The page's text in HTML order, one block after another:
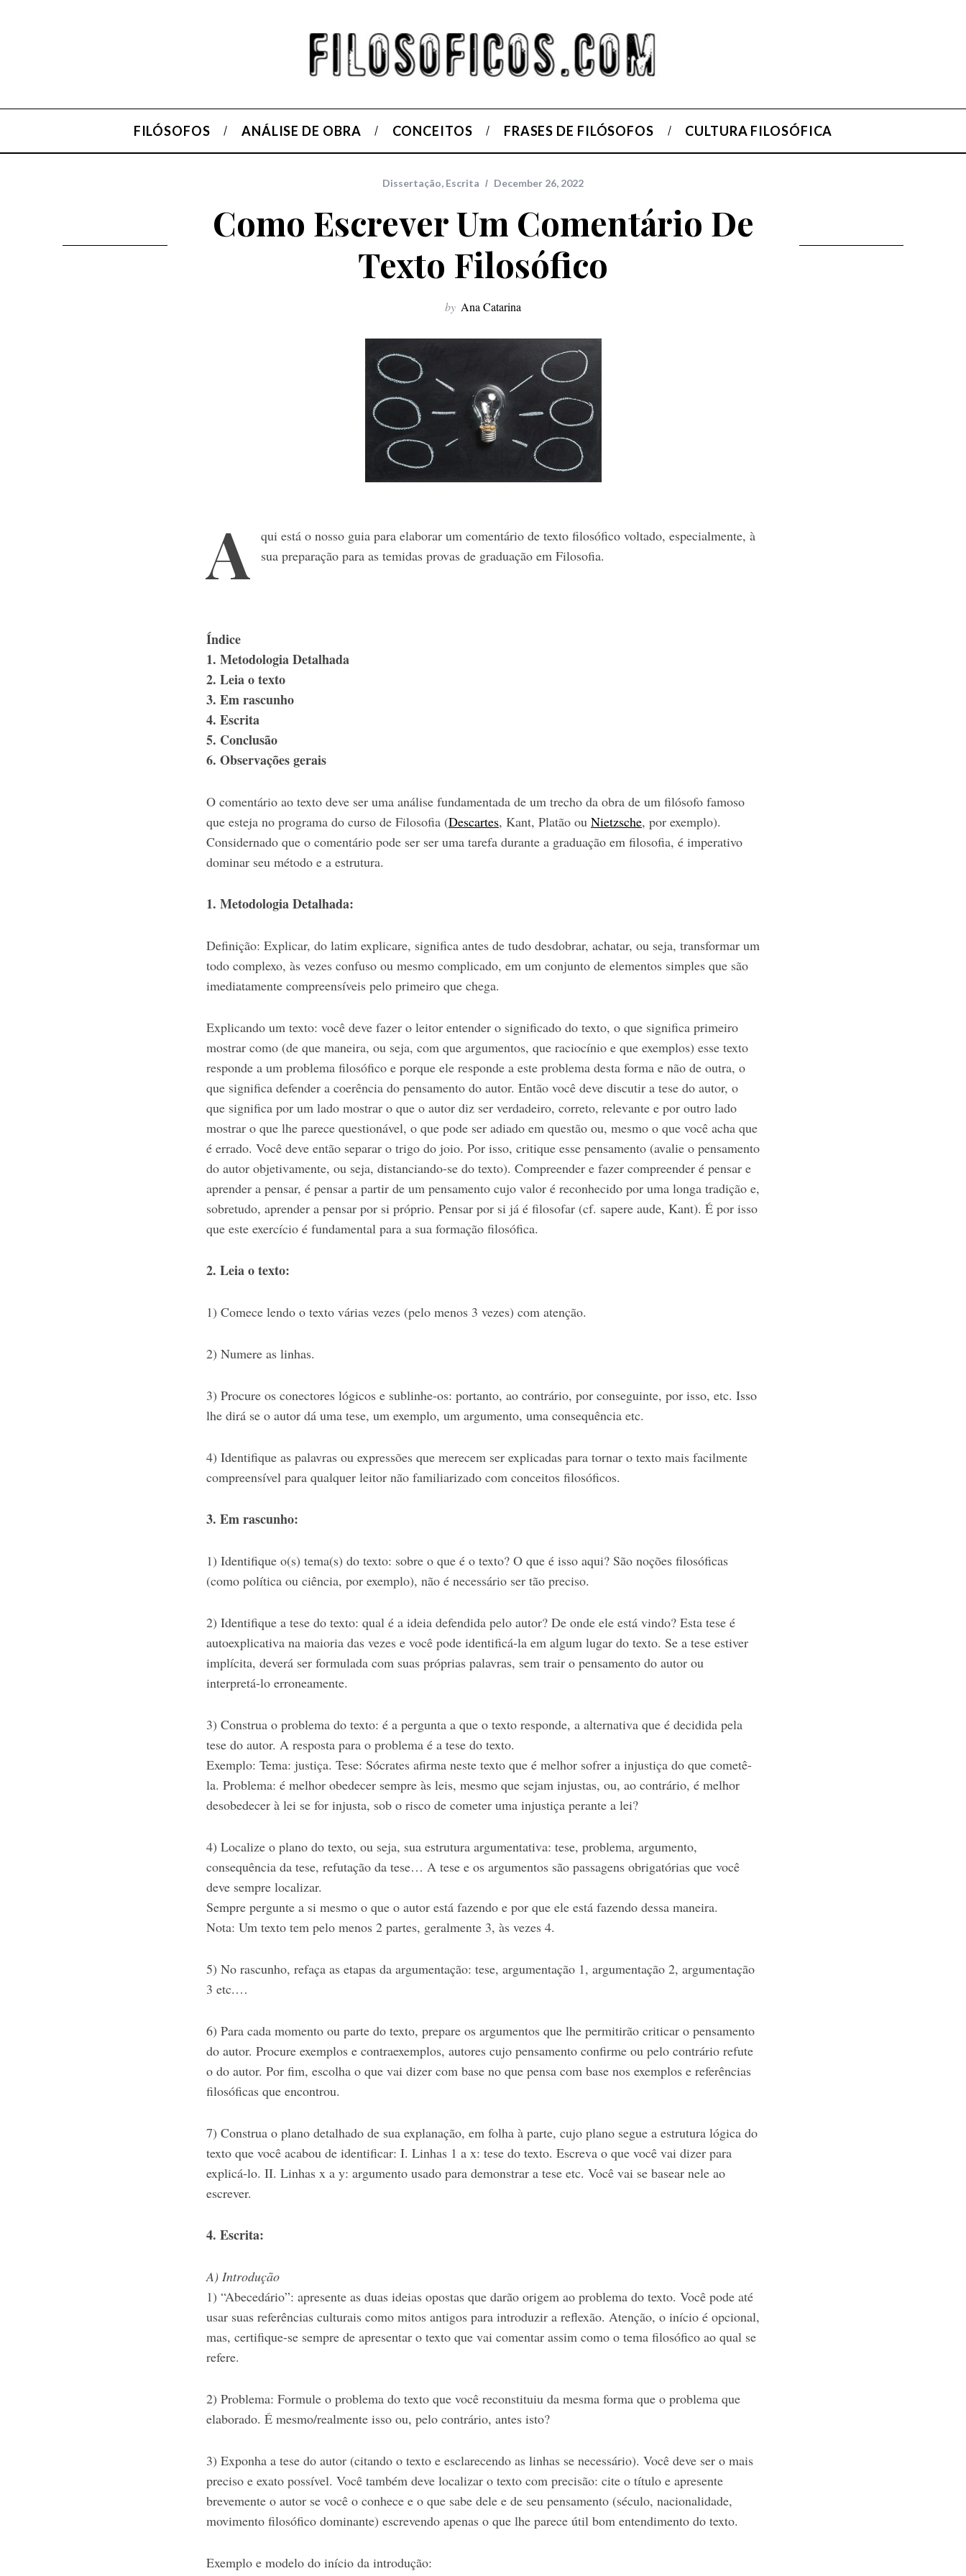
FILÓSOFOS ANÁLISE DE OBRA CONCEITOS FRASES DE FILÓSOFOS CULTURA FILOSÓFICA
Dissertação, Escrita December 26, 2022
Como Escrever Um Comentário De
Texto Filosófico
by Ana Catarina
A
qui está o nosso guia para elaborar um comentário de texto filosófico voltado, especialmente, à
sua preparação para as temidas provas de graduação em Filosofia.
Índice
1. Metodologia Detalhada
2. Leia o texto
3. Em rascunho
4. Escrita
5. Conclusão
6. Observações gerais
O comentário ao texto deve ser uma análise fundamentada de um trecho da obra de um filósofo famoso
que esteja no programa do curso de Filosofia (Descartes, Kant, Platão ou Nietzsche, por exemplo).
Considernado que o comentário pode ser ser uma tarefa durante a graduação em filosofia, é imperativo
dominar seu método e a estrutura.
1. Metodologia Detalhada:
Definição: Explicar, do latim explicare, significa antes de tudo desdobrar, achatar, ou seja, transformar um
todo complexo, às vezes confuso ou mesmo complicado, em um conjunto de elementos simples que são
imediatamente compreensíveis pelo primeiro que chega.
Explicando um texto: você deve fazer o leitor entender o significado do texto, o que significa primeiro
mostrar como (de que maneira, ou seja, com que argumentos, que raciocínio e que exemplos) esse texto
responde a um problema filosófico e porque ele responde a este problema desta forma e não de outra, o
que significa defender a coerência do pensamento do autor. Então você deve discutir a tese do autor, o
que significa por um lado mostrar o que o autor diz ser verdadeiro, correto, relevante e por outro lado
mostrar o que lhe parece questionável, o que pode ser adiado em questão ou, mesmo o que você acha que
é errado. Você deve então separar o trigo do joio. Por isso, critique esse pensamento (avalie o pensamento
do autor objetivamente, ou seja, distanciando-se do texto). Compreender e fazer compreender é pensar e
aprender a pensar, é pensar a partir de um pensamento cujo valor é reconhecido por uma longa tradição e,
sobretudo, aprender a pensar por si próprio. Pensar por si já é filosofar (cf. sapere aude, Kant). É por isso
que este exercício é fundamental para a sua formação filosófica.
2. Leia o texto:
1) Comece lendo o texto várias vezes (pelo menos 3 vezes) com atenção.
2) Numere as linhas.
3) Procure os conectores lógicos e sublinhe-os: portanto, ao contrário, por conseguinte, por isso, etc. Isso
lhe dirá se o autor dá uma tese, um exemplo, um argumento, uma consequência etc.
4) Identifique as palavras ou expressões que merecem ser explicadas para tornar o texto mais facilmente
compreensível para qualquer leitor não familiarizado com conceitos filosóficos.
3. Em rascunho:
1) Identifique o(s) tema(s) do texto: sobre o que é o texto? O que é isso aqui? São noções filosóficas
(como política ou ciência, por exemplo), não é necessário ser tão preciso.
2) Identifique a tese do texto: qual é a ideia defendida pelo autor? De onde ele está vindo? Esta tese é
autoexplicativa na maioria das vezes e você pode identificá-la em algum lugar do texto. Se a tese estiver
implícita, deverá ser formulada com suas próprias palavras, sem trair o pensamento do autor ou
interpretá-lo erroneamente.
3) Construa o problema do texto: é a pergunta a que o texto responde, a alternativa que é decidida pela
tese do autor. A resposta para o problema é a tese do texto.
Exemplo: Tema: justiça. Tese: Sócrates afirma neste texto que é melhor sofrer a injustiça do que cometê-
la. Problema: é melhor obedecer sempre às leis, mesmo que sejam injustas, ou, ao contrário, é melhor
desobedecer à lei se for injusta, sob o risco de cometer uma injustiça perante a lei?
4) Localize o plano do texto, ou seja, sua estrutura argumentativa: tese, problema, argumento,
consequência da tese, refutação da tese… A tese e os argumentos são passagens obrigatórias que você
deve sempre localizar.
Sempre pergunte a si mesmo o que o autor está fazendo e por que ele está fazendo dessa maneira.
Nota: Um texto tem pelo menos 2 partes, geralmente 3, às vezes 4.
5) No rascunho, refaça as etapas da argumentação: tese, argumentação 1, argumentação 2, argumentação
3 etc.…
6) Para cada momento ou parte do texto, prepare os argumentos que lhe permitirão criticar o pensamento
do autor. Procure exemplos e contraexemplos, autores cujo pensamento confirme ou pelo contrário refute
o do autor. Por fim, escolha o que vai dizer com base no que pensa com base nos exemplos e referências
filosóficas que encontrou.
7) Construa o plano detalhado de sua explanação, em folha à parte, cujo plano segue a estrutura lógica do
texto que você acabou de identificar: I. Linhas 1 a x: tese do texto. Escreva o que você vai dizer para
explicá-lo. II. Linhas x a y: argumento usado para demonstrar a tese etc. Você vai se basear nele ao
escrever.
4. Escrita:
A) Introdução
1) “Abecedário”: apresente as duas ideias opostas que darão origem ao problema do texto. Você pode até
usar suas referências culturais como mitos antigos para introduzir a reflexão. Atenção, o início é opcional,
mas, certifique-se sempre de apresentar o texto que vai comentar assim como o tema filosófico ao qual se
refere.
2) Problema: Formule o problema do texto que você reconstituiu da mesma forma que o problema que
elaborado. É mesmo/realmente isso ou, pelo contrário, antes isto?
3) Exponha a tese do autor (citando o texto e esclarecendo as linhas se necessário). Você deve ser o mais
preciso e exato possível. Você também deve localizar o texto com precisão: cite o título e apresente
brevemente o autor se você o conhece e o que sabe dele e de seu pensamento (século, nacionalidade,
movimento filosófico dominante) escrevendo apenas o que lhe parece útil bom entendimento do texto.
Exemplo e modelo do início da introdução: